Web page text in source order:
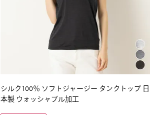
シルク100％ ソフトジャージー タンクトップ 日
本製 ウォッシャブル加工